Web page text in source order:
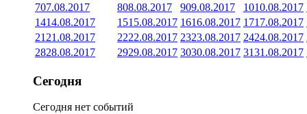
707.08.2017 808.08.2017 909.08.2017 1010.08.2017
1414.08.2017 1515.08.2017 1616.08.2017 1717.08.2017
21 21.08.2017 2222.08.2017 2323.08.2017 2424.08.2017
2828.08.2017 2929.08.2017 3030.08.2017 3131.08.2017
Сегодня
Сегодня нет событий